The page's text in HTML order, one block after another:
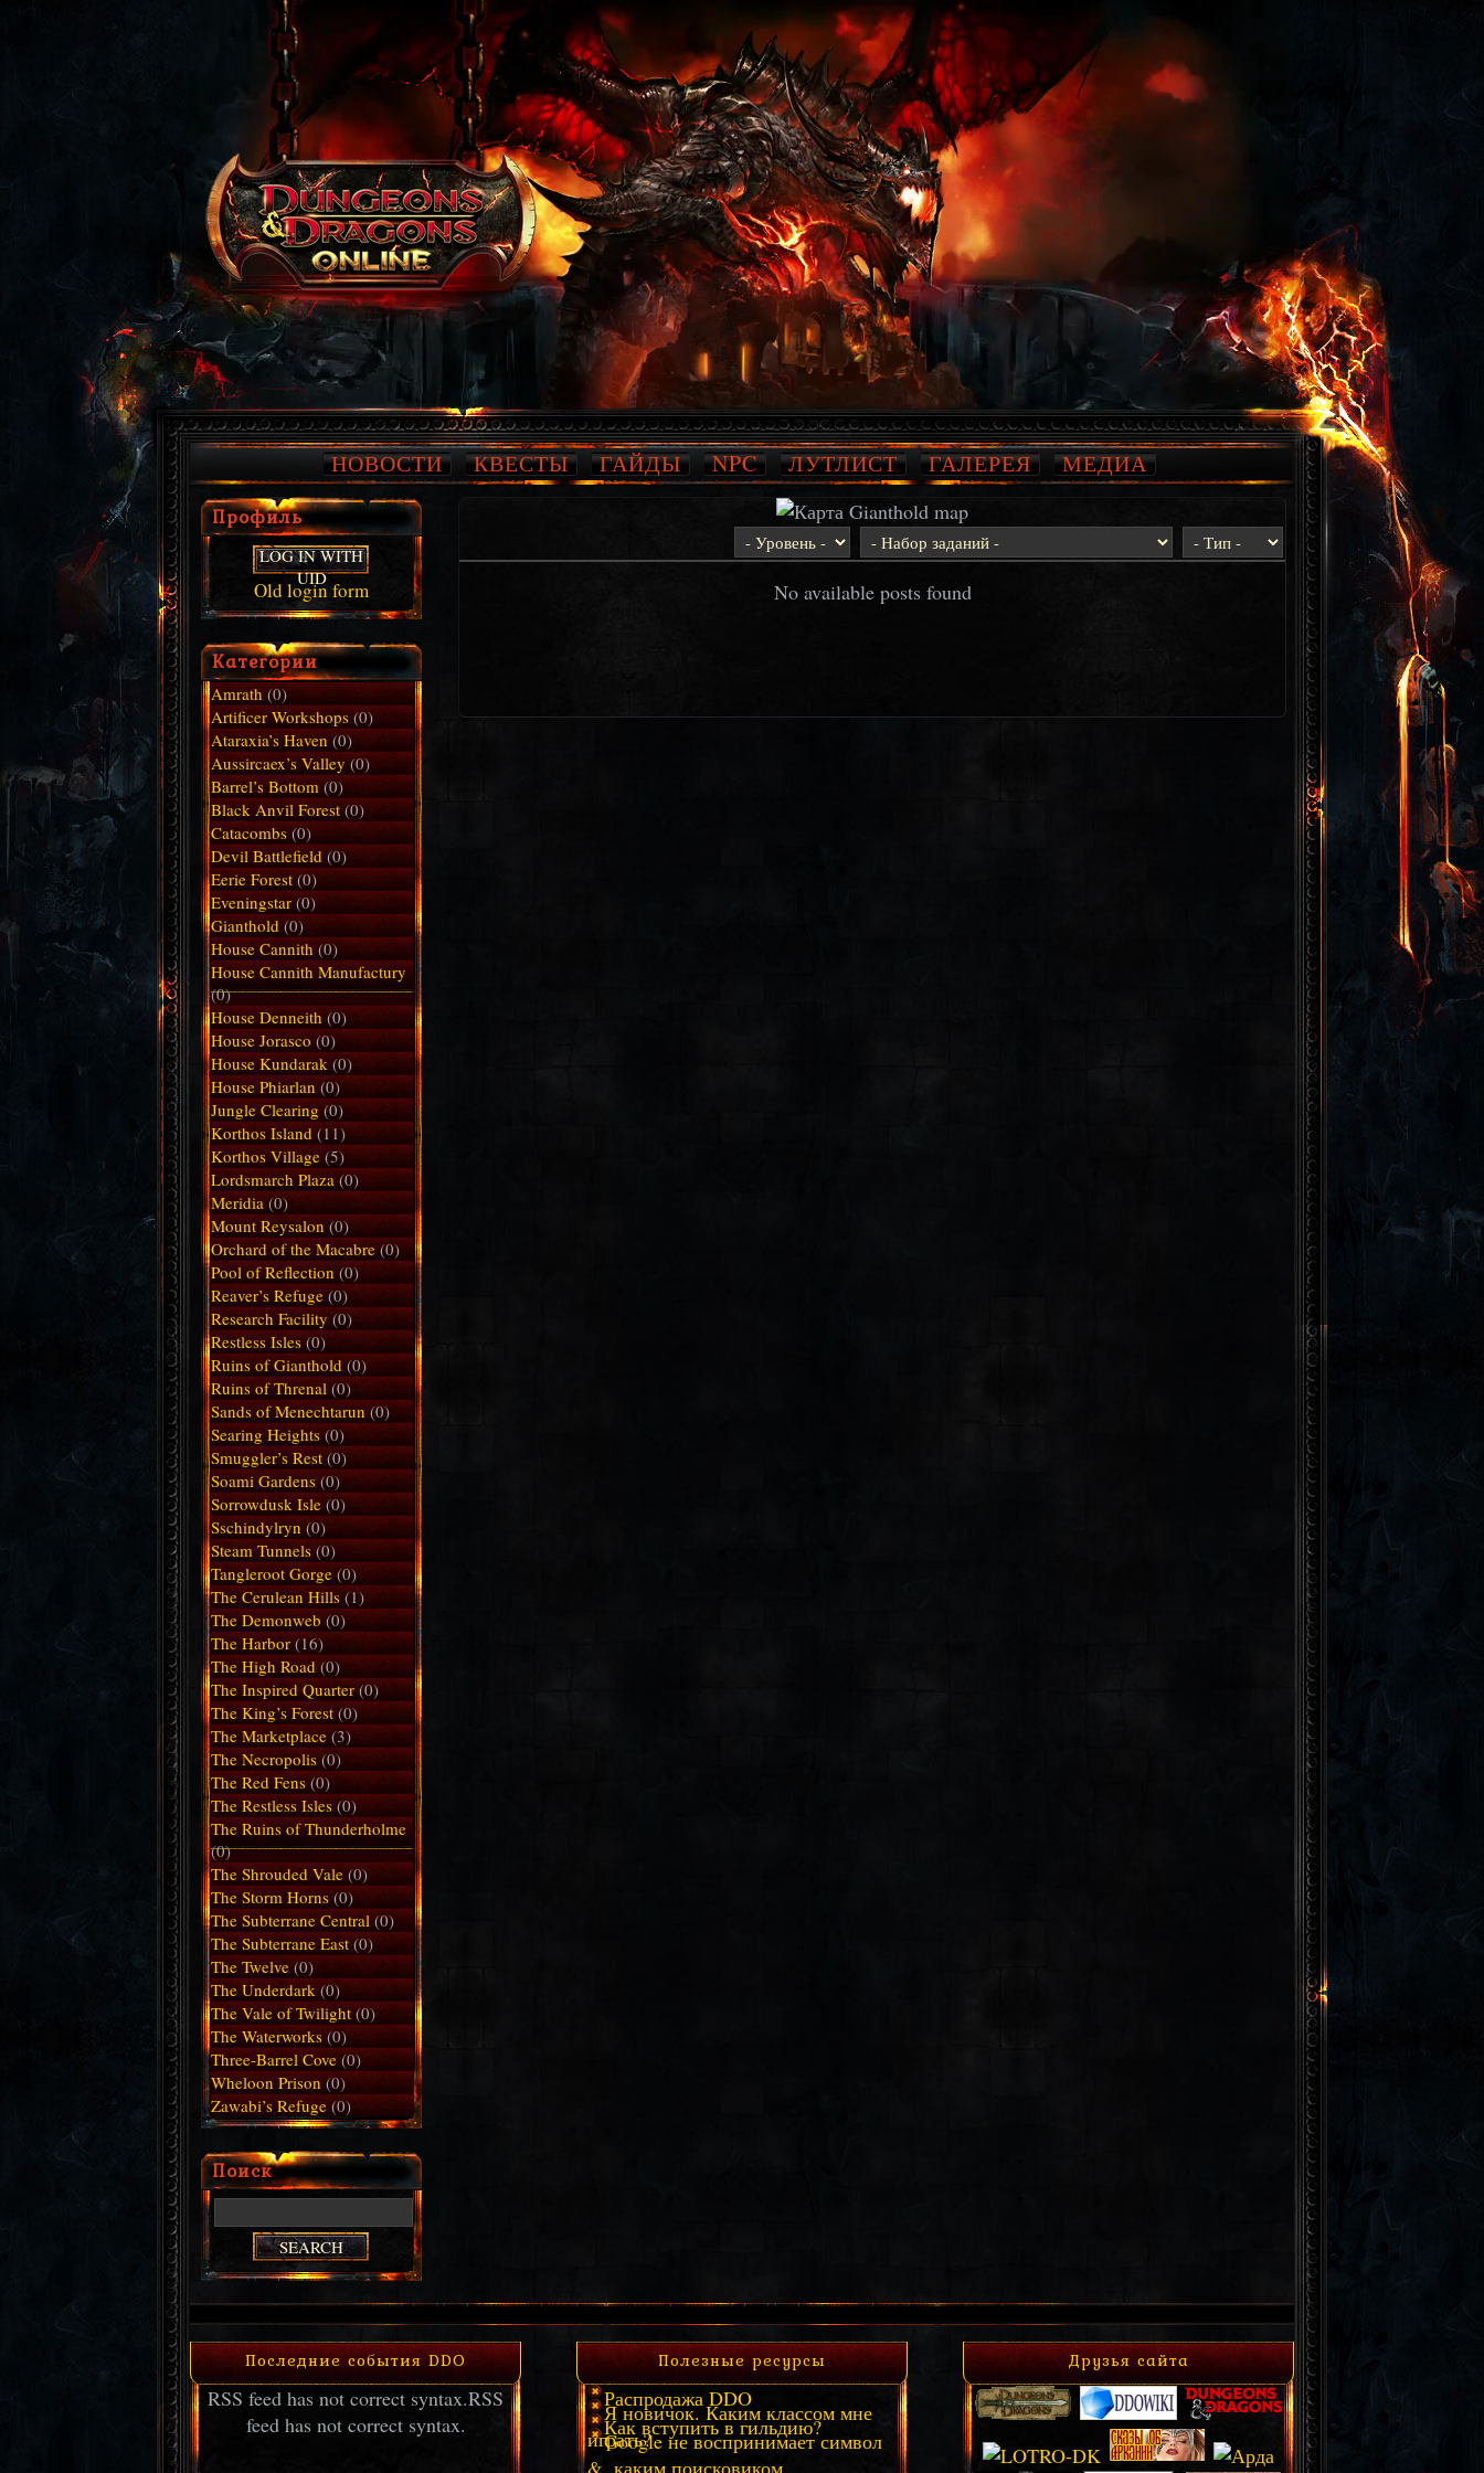
НОВОСТИ КВЕСТЫ ГАЙДЫ NPC ЛУТЛИСТ ГАЛЕРЕЯ МЕДИА
No available posts found
Профиль
LOG IN WITH
UID
Old login form
Категории
Amrath(0)
Artificer Workshops(0)
Ataraxia’s Haven(0)
Aussircaex’s Valley(0)
Barrel’s Bottom(0)
Black Anvil Forest(0)
Catacombs(0)
Devil Battlefield(0)
Eerie Forest(0)
Eveningstar(0)
Gianthold (0)
House Cannith(0)
House Cannith Manufactury
(0)
House Denneith(0)
House Jorasco(0)
House Kundarak(0)
House Phiarlan(0)
Jungle Clearing(0)
Korthos Island(11)
Korthos Village(5)
Lordsmarch Plaza(0)
Meridia(0)
Mount Reysalon(0)
Orchard of the Macabre(0)
Pool of Reflection (0)
Reaver’s Refuge(0)
Research Facility(0)
Restless Isles(0)
Ruins of Gianthold(0)
Ruins of Threnal(0)
Sands of Menechtarun(0)
Searing Heights(0)
Smuggler’s Rest(0)
Soami Gardens(0)
Sorrowdusk Isle(0)
Sschindylryn(0)
Steam Tunnels(0)
Tangleroot Gorge(0)
The Cerulean Hills(1)
The Demonweb(0)
The Harbor(16)
The High Road(0)
The Inspired Quarter(0)
The King’s Forest(0)
The Marketplace(3)
The Necropolis(0)
The Red Fens(0)
The Restless Isles(0)
The Ruins of Thunderholme
(0)
The Shrouded Vale(0)
The Storm Horns(0)
The Subterrane Central(0)
The Subterrane East(0)
The Twelve(0)
The Underdark(0)
The Vale of Twilight(0)
The Waterworks(0)
Three-Barrel Cove(0)
Wheloon Prison(0)
Zawabi’s Refuge(0)
Поиск
Последние события DDO
RSS feed has not correct syntax.RSS
feed has not correct syntax.
Друзья сайта
Полезные ресурсы
Распродажа DDO
Я новичок. Каким классом мне
играть?
Как вступить в гильдию?
Google не воспринимает символ
&, каким поисковиком